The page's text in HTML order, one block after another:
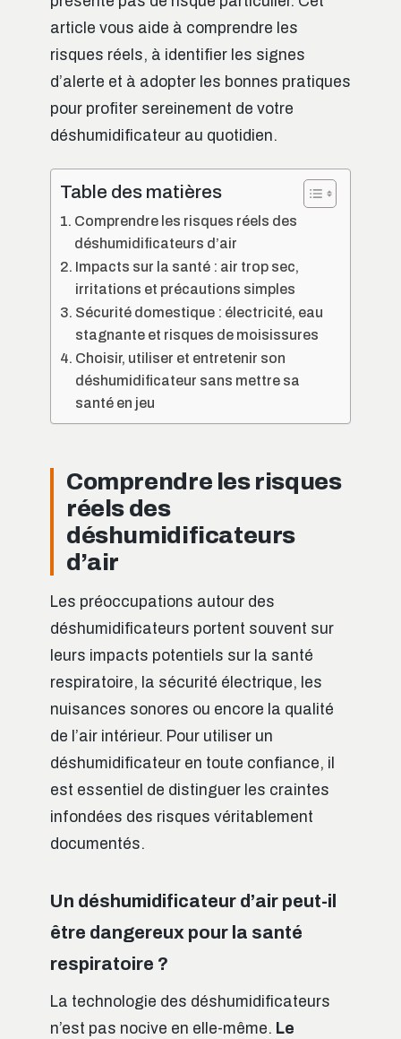
article vous aide à comprendre les
risques réels, à identifier les signes
d’alerte et à adopter les bonnes pratiques
pour profiter sereinement de votre
déshumidificateur au quotidien.
Table des matières
Comprendre les risques réels des
déshumidificateurs d’air
Impacts sur la santé : air trop sec,
irritations et précautions simples
Sécurité domestique : électricité, eau
stagnante et risques de moisissures
Choisir, utiliser et entretenir son
déshumidificateur sans mettre sa
santé en jeu
Comprendre les risques
réels des
déshumidificateurs
d’air
Les préoccupations autour des
déshumidificateurs portent souvent sur
leurs impacts potentiels sur la santé
respiratoire, la sécurité électrique, les
nuisances sonores ou encore la qualité
de l’air intérieur. Pour utiliser un
déshumidificateur en toute confiance, il
est essentiel de distinguer les craintes
infondées des risques véritablement
documentés.
Un déshumidificateur d’air peut-il
être dangereux pour la santé
respiratoire ?
La technologie des déshumidificateurs
n’est pas nocive en elle-même. Le